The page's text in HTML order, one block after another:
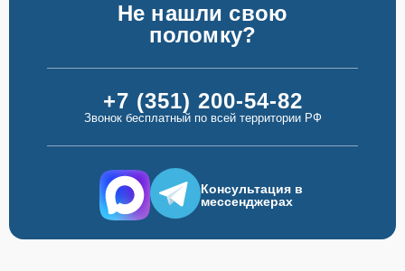
Не нашли свою
поломку?
+7 (351) 200-54-82
Звонок бесплатный по всей территории РФ
Консультация в
мессенджерах